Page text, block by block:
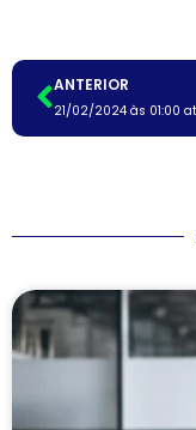
ANTERIOR